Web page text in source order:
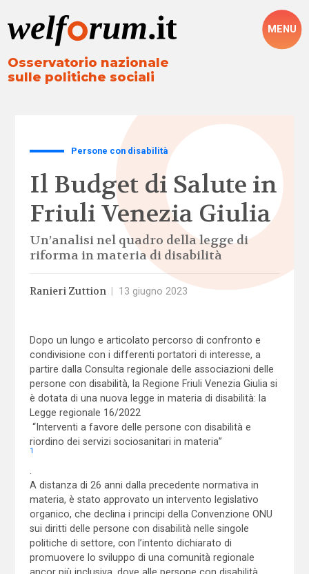
Osservatorio nazionale
sulle politiche sociali
MENU
Persone con disabilità
Il Budget di Salute in
Friuli Venezia Giulia
Un’analisi nel quadro della legge di
riforma in materia di disabilità
Ranieri Zuttion 13 giugno 2023
Dopo un lungo e articolato percorso di confronto e
condivisione con i differenti portatori di interesse, a
partire dalla Consulta regionale delle associazioni delle
persone con disabilità, la Regione Friuli Venezia Giulia si
è dotata di una nuova legge in materia di disabilità: la
Legge regionale 16/2022
“Interventi a favore delle persone con disabilità e
riordino dei servizi sociosanitari in materia”
1
A distanza di 26 anni dalla precedente normativa in
materia, è stato approvato un intervento legislativo
organico, che declina i principi della Convenzione ONU
sui diritti delle persone con disabilità nelle singole
politiche di settore, con l’intento dichiarato di
promuovere lo sviluppo di una comunità regionale